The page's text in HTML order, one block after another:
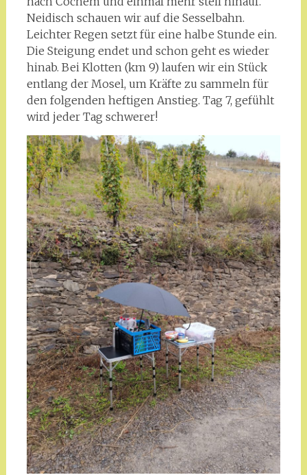
Neidisch schauen wir auf die Sesselbahn.
Leichter Regen setzt für eine halbe Stunde ein.
Die Steigung endet und schon geht es wieder
hinab. Bei Klotten (km 9) laufen wir ein Stück
entlang der Mosel, um Kräfte zu sammeln für
den folgenden heftigen Anstieg. Tag 7, gefühlt
wird jeder Tag schwerer!